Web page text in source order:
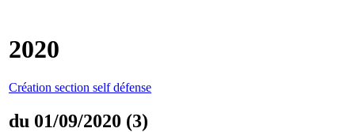
2020
Création section self défense
du 01/09/2020 (3)